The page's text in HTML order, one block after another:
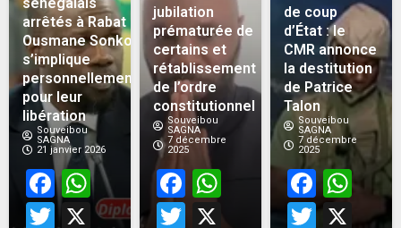
sénégalais
arrêtés à Rabat :
Ousmane Sonko
s’implique
personnellement
pour leur
libération
Souveibou
SAGNA
21 janvier 2026
Facebook
WhatsApp
Twitter
X
jubilation
prématurée de
certains et
rétablissement
de l’ordre
constitutionnel
Souveibou
SAGNA
7 décembre
2025
Facebook
WhatsApp
Twitter
de coup
d’État : le
CMR annonce
la destitution
de Patrice
Talon
Souveibou
SAGNA
7 décembre
2025
X